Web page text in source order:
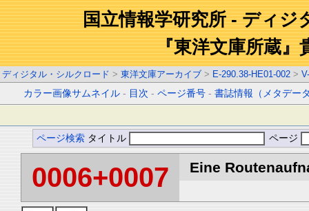
国立情報学研究所 - ディジ
『東洋文庫所蔵』
ディジタル・シルクロード > 東洋文庫アーカイブ > E-290.38-HE01-002 >
カラー画像サムネイル - 目次 -ページ番号 -書誌情報（メタデー
ページ検索 タイトル ページ
0006+0007 Eine